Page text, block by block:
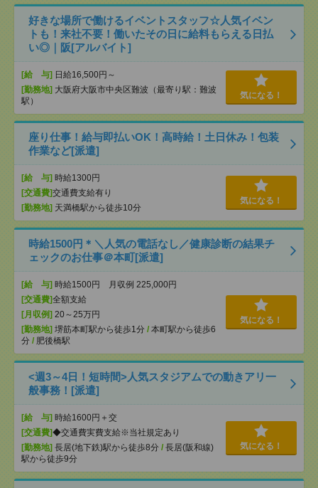
好きな場所で働けるイベントスタッフ☆人気イベン
トも！来社不要！働いたその日に給料もらえる日払
い◎｜阪[アルバイト]
[給 与] 日給16,500円～
[勤務地] 大阪府大阪市中央区難波（最寄り駅：難波
駅）
気になる！
座り仕事！給与即払いOK！高時給！土日休み！包装
作業など[派遣]
[給 与] 時給1300円
[交通費]交通費支給有り
[勤務地] 天満橋駅から徒歩10分
気になる！
時給1500円＊＼人気の電話なし／健康診断の結果チ
ェックのお仕事＠本町[派遣]
[給 与] 時給1500円 月収例 225,000円
[交通費]全額支給
[月収例] 20～25万円
[勤務地] 堺筋本町駅から徒歩1分 / 本町駅から徒歩6
分 / 肥後橋駅
気になる！
<週3～4日！短時間>人気スタジアムでの動きアリ一
般事務！[派遣]
[給 与] 時給1600円＋交
[交通費]◆交通費実費支給※当社規定あり
[勤務地] 長居(地下鉄)駅から徒歩8分 / 長居(阪和線)
駅から徒歩9分
気になる！